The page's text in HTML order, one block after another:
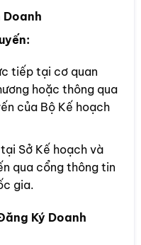
Doanh
tiếp tại cơ quan
hoặc thông qua
của Bộ Kế hoạch
Sở Kế hoạch và
qua cổng thông tin
gia.
Ký Doanh